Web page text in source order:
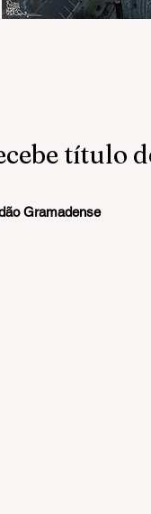
título
Gramadense